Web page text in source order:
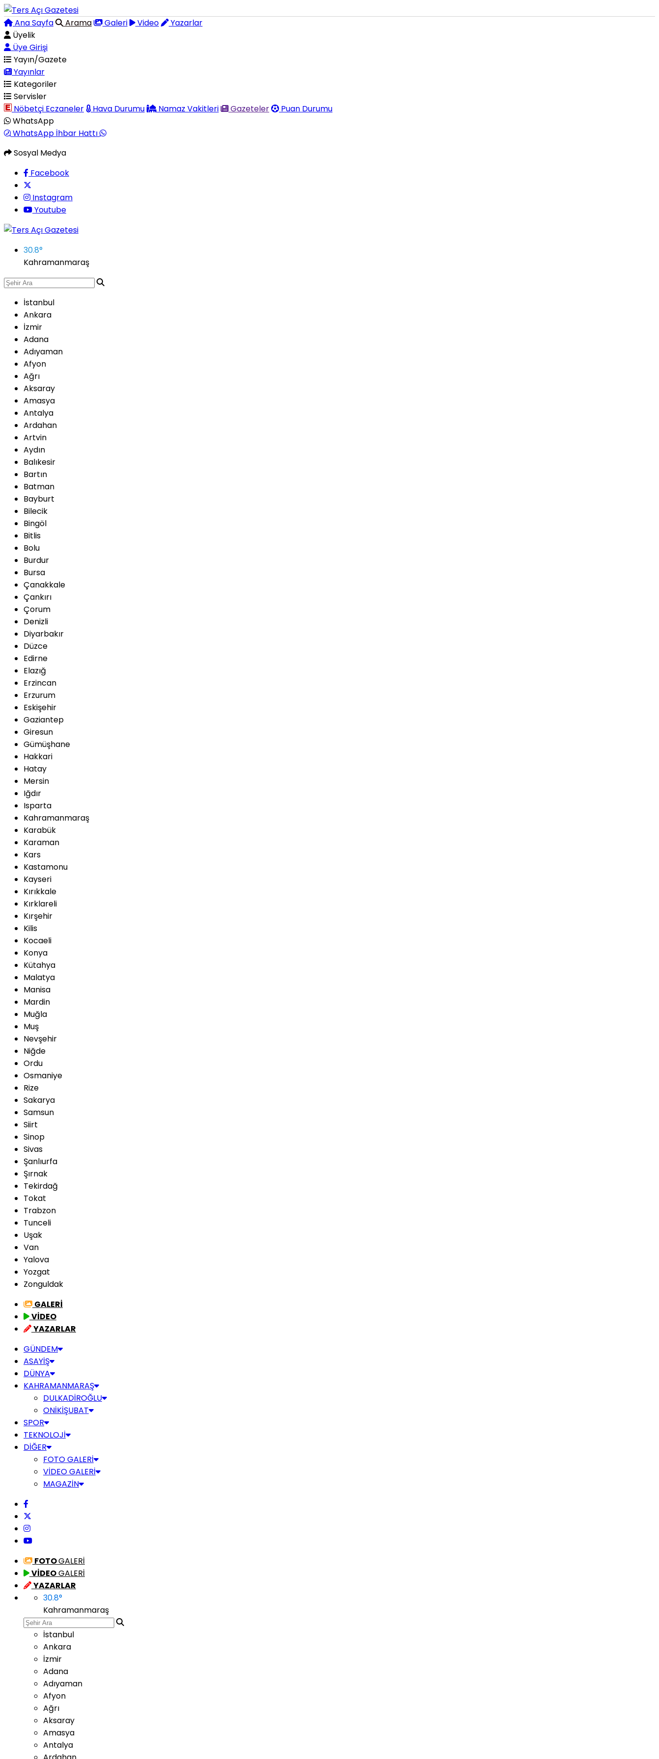
Ana Sayfa Arama Galeri Video
Yazarlar
Üyelik
Üye Girişi
Yayın/Gazete
Yayınlar
Kategoriler
Servisler
Nöbetçi Eczaneler
Hava Durumu Namaz Vakitleri Gazeteler
Puan Durumu
WhatsApp
WhatsApp İhbar Hattı
Sosyal Medya
Facebook
Instagram
Youtube
30.8°
Kahramanmaraş
İstanbul
Ankara
İzmir
Adana
Adıyaman
Afyon
Ağrı
Aksaray
Amasya
Antalya
Ardahan
Artvin
Aydın
Balıkesir
Bartın
Batman
Bayburt
Bilecik
Bingöl
Bitlis
Bolu
Burdur
Bursa
Çanakkale
Çankırı
Çorum
Denizli
Diyarbakır
Düzce
Edirne
Elazığ
Erzincan
Erzurum
Eskişehir
Gaziantep
Giresun
Gümüşhane
Hakkari
Hatay
Mersin
Iğdır
Isparta
Kahramanmaraş
Karabük
Karaman
Kars
Kastamonu
Kayseri
Kırıkkale
Kırklareli
Kırşehir
Kilis
Kocaeli
Konya
Kütahya
Malatya
Manisa
Mardin
Muğla
Muş
Nevşehir
Niğde
Ordu
Osmaniye
Rize
Sakarya
Samsun
Siirt
Sinop
Sivas
Şanlıurfa
Şırnak
Tekirdağ
Tokat
Trabzon
Tunceli
Uşak
Van
Yalova
Yozgat
Zonguldak
GALERİ
VİDEO
YAZARLAR
GÜNDEM
ASAYİŞ
DÜNYA
KAHRAMANMARAŞ
DULKADİROĞLU
ONİKİŞUBAT
SPOR
TEKNOLOJİ
DİĞER
FOTO GALERİ
VİDEO GALERİ
MAGAZİN
FOTOGALERİ
VİDEOGALERİ
YAZARLAR
30.8°
Kahramanmaraş
İstanbul
Ankara
İzmir
Adana
Adıyaman
Afyon
Ağrı
Aksaray
Amasya
Antalya